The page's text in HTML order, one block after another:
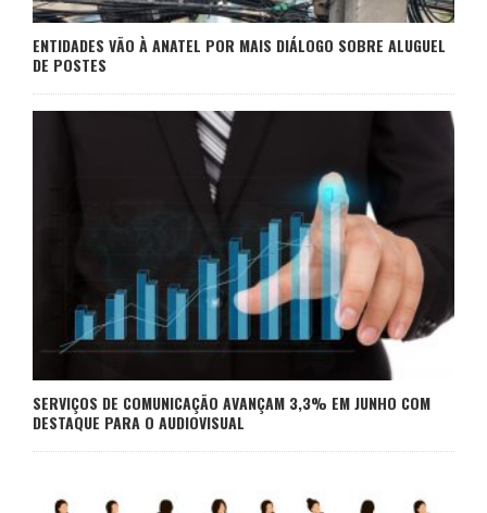
ENTIDADES VÃO À ANATEL POR MAIS DIÁLOGO SOBRE ALUGUEL
DE POSTES
SERVIÇOS DE COMUNICAÇÃO AVANÇAM 3,3% EM JUNHO COM
DESTAQUE PARA O AUDIOVISUAL